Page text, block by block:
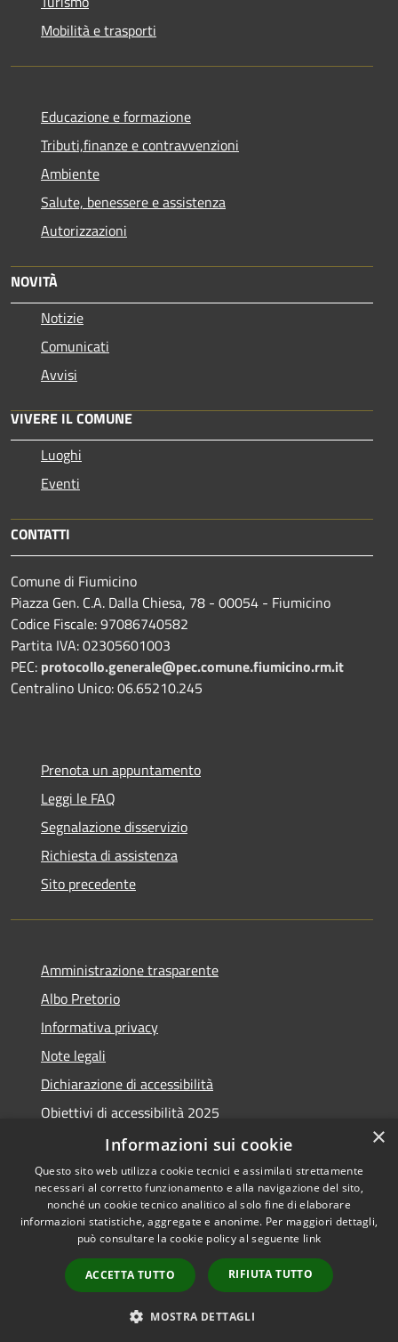
Mobilità e trasporti
Educazione e formazione
Tributi,finanze e contravvenzioni
Ambiente
Salute, benessere e assistenza
Autorizzazioni
NOVITÀ
Notizie
Comunicati
Avvisi
VIVERE IL COMUNE
Luoghi
Eventi
CONTATTI
Comune di Fiumicino
Piazza Gen. C.A. Dalla Chiesa, 78 - 00054 - Fiumicino
Codice Fiscale: 97086740582
Partita IVA: 02305601003
PEC: protocollo.generale@pec.comune.fiumicino.rm.it
Centralino Unico: 06.65210.245
Prenota un appuntamento
Leggi le FAQ
Segnalazione disservizio
Richiesta di assistenza
Sito precedente
Amministrazione trasparente
Albo Pretorio
Informativa privacy
Note legali
Dichiarazione di accessibilità
Obiettivi di accessibilità 2025
Meccanismo di feedback
RSS
Accessibilità
Copyright © 2026 • Comune di
Municipium•
Accesso
redazione
×
Informazioni sui cookie
Questo sito web utilizza cookie tecnici e assimilati strettamente
necessari al corretto funzionamento e alla navigazione del sito,
nonché un cookie tecnico analitico al solo fine di elaborare
informazioni statistiche, aggregate e anonime. Per maggiori dettagli,
può consultare la cookie policy al seguente link
ACCETTA TUTTO RIFIUTA TUTTO
MOSTRA DETTAGLI